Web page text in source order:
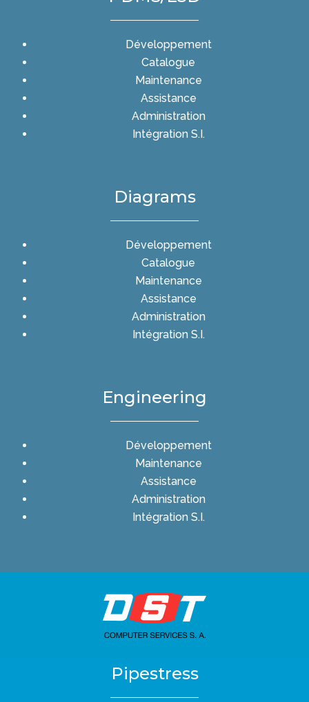
Développement
Catalogue
Maintenance
Assistance
Administration
Intégration S.I.
Diagrams
Développement
Catalogue
Maintenance
Assistance
Administration
Intégration S.I.
Engineering
Développement
Maintenance
Assistance
Administration
Intégration S.I.
Pipestress